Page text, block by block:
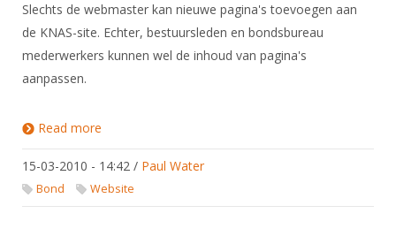
Slechts de webmaster kan nieuwe pagina's toevoegen aan
de KNAS-site. Echter, bestuursleden en bondsbureau
mederwerkers kunnen wel de inhoud van pagina's
aanpassen.
Read more
15-03-2010 - 14:42 / Paul Water
Bond Website